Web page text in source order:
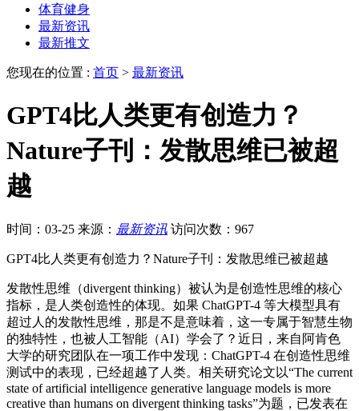
体育健身
最新资讯
最新推文
您现在的位置 : 首页 > 最新资讯
GPT4比人类更有创造力？
Nature子刊：发散思维已被超
越
时间：03-25 来源： 最新资讯 访问次数：967
GPT4比人类更有创造力？Nature子刊：发散思维已被超越
发散性思维（divergent thinking）被认为是创造性思维的核心
指标，是人类创造性的体现。如果 ChatGPT-4 等大模型具有
超过人的发散性思维，那是不是意味着，这一专属于智慧生物
的独特性，也被人工智能（AI）学会了？近日，来自阿肯色
大学的研究团队在一项工作中发现：ChatGPT-4 在创造性思维
测试中的表现，已经超越了人类。相关研究论文以“The current
state of artificial intelligence generative language models is more
creative than humans on divergent thinking tasks”为题，已发表在